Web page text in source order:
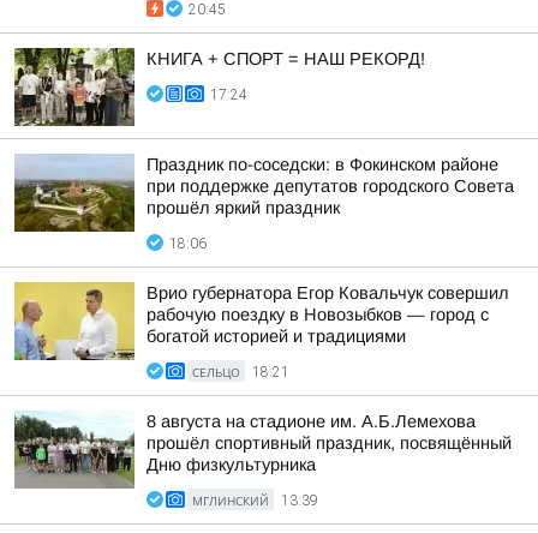
20:45
КНИГА + СПОРТ = НАШ РЕКОРД!
17:24
Праздник по-соседски: в Фокинском районе
при поддержке депутатов городского Совета
прошёл яркий праздник
18:06
Врио губернатора Егор Ковальчук совершил
рабочую поездку в Новозыбков — город с
богатой историей и традициями
СЕЛЬЦО 18:21
8 августа на стадионе им. А.Б.Лемехова
прошёл спортивный праздник, посвящённый
Дню физкультурника
МГЛИНСКИЙ 13:39